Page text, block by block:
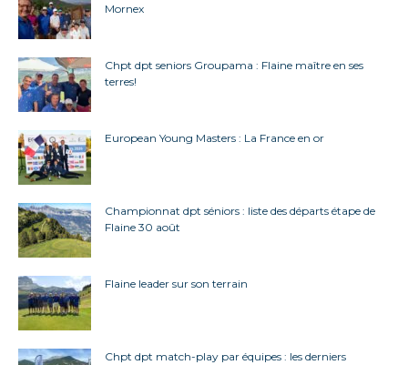
Mornex
Chpt dpt seniors Groupama : Flaine maître en ses
terres!
European Young Masters : La France en or
Championnat dpt séniors : liste des départs étape de
Flaine 30 août
Flaine leader sur son terrain
Chpt dpt match-play par équipes : les derniers